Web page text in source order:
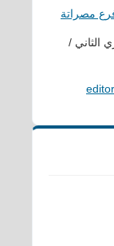
فرع مصراتة
الثاني /